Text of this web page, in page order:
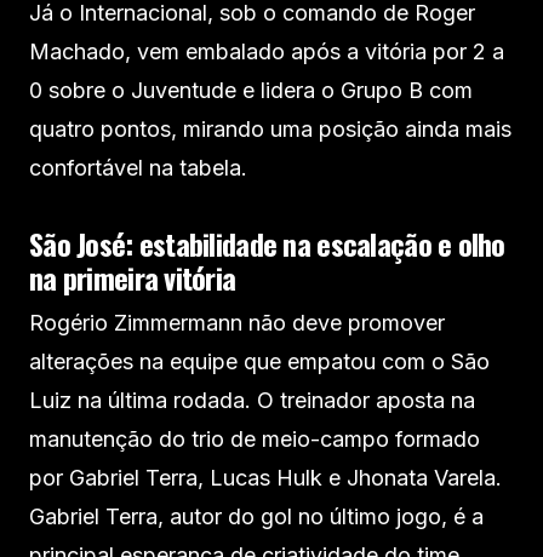
Já o Internacional, sob o comando de Roger
Machado, vem embalado após a vitória por 2 a
0 sobre o Juventude e lidera o Grupo B com
quatro pontos, mirando uma posição ainda mais
confortável na tabela.
São José: estabilidade na escalação e olho
na primeira vitória
Rogério Zimmermann não deve promover
alterações na equipe que empatou com o São
Luiz na última rodada. O treinador aposta na
manutenção do trio de meio-campo formado
por Gabriel Terra, Lucas Hulk e Jhonata Varela.
Gabriel Terra, autor do gol no último jogo, é a